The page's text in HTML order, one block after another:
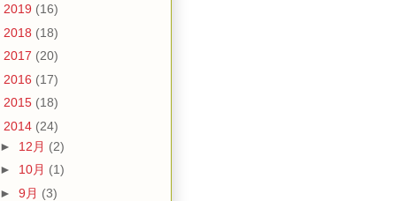
2019 (16)
2018 (18)
2017 (20)
2016 (17)
2015 (18)
2014 (24)
► 12月 (2)
► 10月 (1)
► 9月 (3)